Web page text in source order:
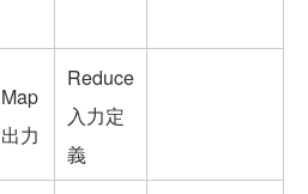
Map
出力
Reduce
入力定
義